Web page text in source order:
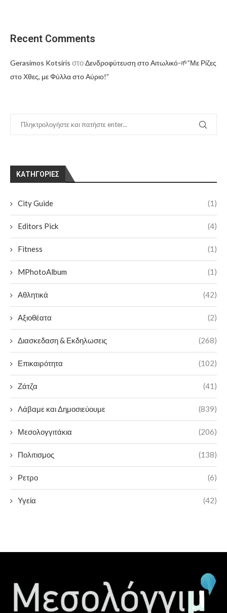
Recent Comments
Gerasimos Kotsiris στοΔενδροφύτευση στο Αιτωλικό-🌱”Με Ρίζες
στο Χθες, με Φύλλα στο Αύριο!”
KΑΤΗΓΟΡΊΕΣ
City Guide (1)
Editors Pick (4)
Fitness (1)
MPhotoAlbum (1)
Αθλητικά (42)
Αξιοθέατα (2)
Διασκεδαση & Εκδηλωσεις (268)
Επικαιρότητα (102)
Ζάτζα (41)
Λάβαμε και Δημοσιεύουμε (839)
Μεσολογγιτάκια (206)
Πολιτισμος (138)
Ρετρο (6)
Υγεία (42)